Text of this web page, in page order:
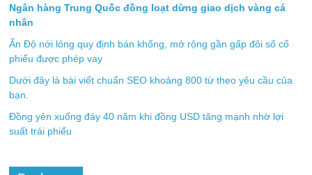
Ngân hàng Trung Quốc đồng loạt dừng giao dịch vàng cá
nhân
Ấn Độ nới lỏng quy định bán khống, mở rộng gần gấp đôi số cổ
phiếu được phép vay
Dưới đây là bài viết chuẩn SEO khoảng 800 từ theo yêu cầu của
bạn.
Đồng yên xuống đáy 40 năm khi đồng USD tăng mạnh nhờ lợi
suất trái phiếu